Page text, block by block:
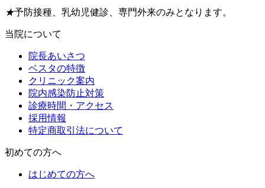
★予防接種、乳幼児健診、専門外来のみとなります。
当院について
院長あいさつ
ベスタの特徴
クリニック案内
院内感染防止対策
診療時間・アクセス
採用情報
特定商取引法について
初めての方へ
はじめての方へ